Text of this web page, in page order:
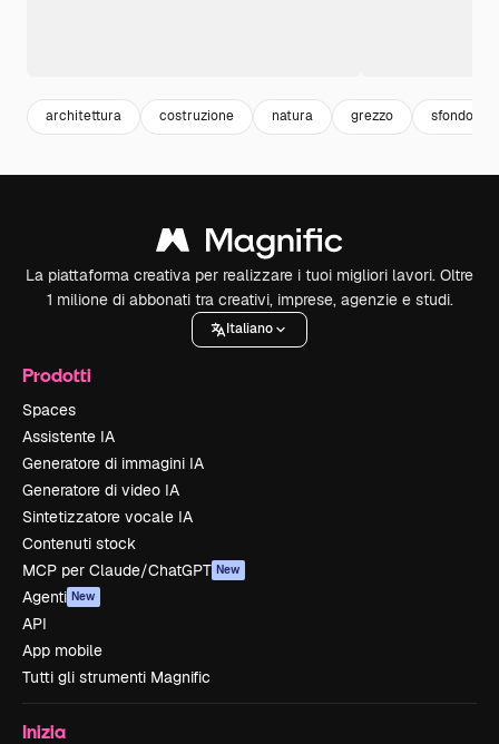
architettura costruzione natura grezzo sfondo
La piattaforma creativa per realizzare i tuoi migliori lavori. Oltre
1 milione di abbonati tra creativi, imprese, agenzie e studi.
Italiano
Prodotti
Spaces
Assistente IA
Generatore di immagini IA
Generatore di video IA
Sintetizzatore vocale IA
Contenuti stock
MCP per Claude/ChatGPT New
Agenti New
API
App mobile
Tutti gli strumenti Magnific
Inizia